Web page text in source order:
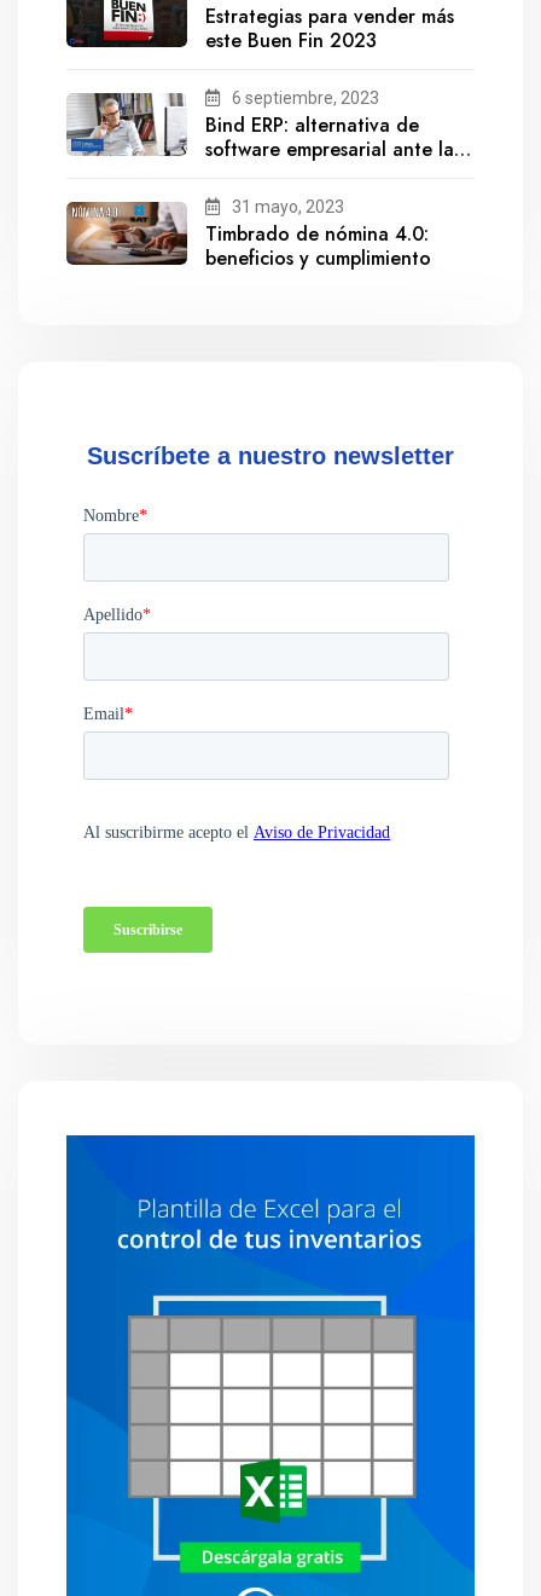
Estrategias para vender más
este Buen Fin 2023
6 septiembre, 2023
Bind ERP: alternativa de
software empresarial ante la
31 mayo, 2023
Timbrado de nómina 4.0:
beneficios y cumplimiento
Suscríbete a nuestro newsletter